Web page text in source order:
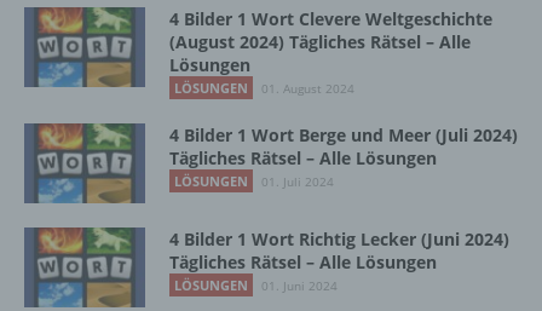
4 Bilder 1 Wort Clevere Weltgeschichte
(August 2024) Tägliches Rätsel – Alle
Lösungen
LÖSUNGEN 01. August 2024
4 Bilder 1 Wort Berge und Meer (Juli 2024)
Tägliches Rätsel – Alle Lösungen
LÖSUNGEN 01. Juli 2024
4 Bilder 1 Wort Richtig Lecker (Juni 2024)
Tägliches Rätsel – Alle Lösungen
LÖSUNGEN 01. Juni 2024
juristische Person, Behörde, Einrichtung
oder andere Stelle, die personenbezogene
Daten im Auftrag des Verantwortlichen
verarbeitet.
i) Empfänger
Empfänger ist eine natürliche oder juristische
Person, Behörde, Einrichtung oder andere
Stelle, der personenbezogene Daten
offengelegt werden, unabhängig davon, ob